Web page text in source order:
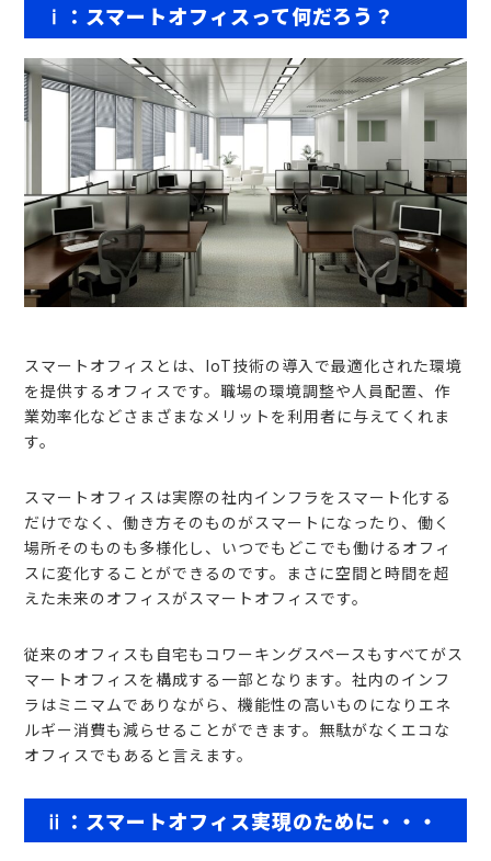
ⅰ：スマートオフィスって何だろう？
スマートオフィスとは、IoT技術の導入で最適化された環境
を提供するオフィスです。職場の環境調整や人員配置、作
業効率化などさまざまなメリットを利用者に与えてくれま
す。
スマートオフィスは実際の社内インフラをスマート化する
だけでなく、働き方そのものがスマートになったり、働く
場所そのものも多様化し、いつでもどこでも働けるオフィ
スに変化することができるのです。まさに空間と時間を超
えた未来のオフィスがスマートオフィスです。
従来のオフィスも自宅もコワーキングスペースもすべてがス
マートオフィスを構成する一部となります。社内のインフ
ラはミニマムでありながら、機能性の高いものになりエネ
ルギー消費も減らせることができます。無駄がなくエコな
オフィスでもあると言えます。
ⅱ：スマートオフィス実現のために・・・